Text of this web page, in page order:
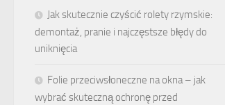
Jak skutecznie czyścić rolety rzymskie:
demontaż, pranie i najczęstsze błędy do
uniknięcia
Folie przeciwsłoneczne na okna – jak
wybrać skuteczną ochronę przed